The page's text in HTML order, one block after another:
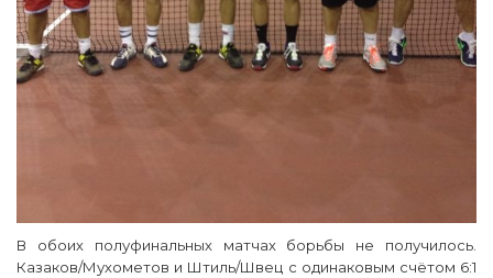
В обоих полуфинальных матчах борьбы не получилось.
Казаков/Мухометов и Штиль/Швец с одинаковым счётом 6:1